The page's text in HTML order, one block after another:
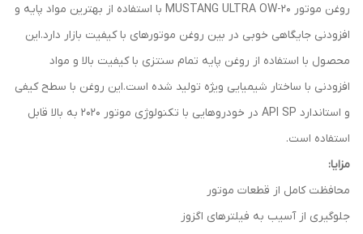
روغن موتور MUSTANG ULTRA OW-20 با استفاده از بهترین مواد پایه و
افزودنی جایگاهی خوبی در بین روغن موتورهای با کیفیت بازار دارد.این
محصول با استفاده از روغن پایه تمام سنتزی با کیفیت بالا و مواد
افزودنی با ساختار شیمیایی ویژه تولید شده است.این روغن با سطح کیفی
و استاندارد API SP در خودروهایی با تکنولوژی موتور 2020 به بالا قابل
استفاده است.
مزایا:
محافظت کامل از قطعات موتور
جلوگیری از آسیب به فیلترهای اگزوز